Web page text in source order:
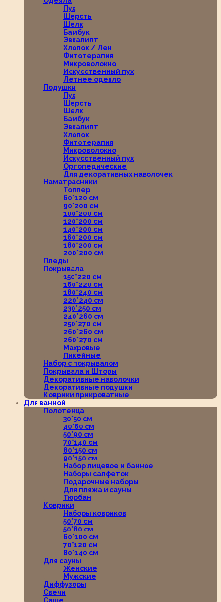
Пух
Шерсть
Шелк
Бамбук
Эвкалипт
Хлопок / Лен
Фитотерапия
Микроволокно
Искусственный пух
Летнее одеяло
Подушки
Пух
Шерсть
Шелк
Бамбук
Эвкалипт
Хлопок
Фитотерапия
Микроволокно
Искусственный пух
Ортопедические
Для декоративных наволочек
Наматрасники
Топпер
60*120 см
90*200 см
100*200 см
120*200 см
140*200 см
160*200 см
180*200 см
200*200 см
Пледы
Покрывала
150*220 см
160*220 см
180*240 см
220*240 см
230*250 см
240*260 см
250*270 см
260*260 см
260*270 см
Махровые
Пикейные
Набор с покрывалом
Покрывала и Шторы
Декоративные наволочки
Декоративные подушки
Коврики прикроватные
Для ванной
Полотенца
30*50 см
40*60 см
50*90 см
70*140 см
80*150 см
90*150 см
Набор лицевое и банное
Наборы салфеток
Подарочные наборы
Для пляжа и сауны
Тюрбан
Коврики
Наборы ковриков
50*70 см
50*80 см
60*100 см
70*120 см
80*140 см
Для сауны
Женские
Мужские
Диффузоры
Свечи
Саше